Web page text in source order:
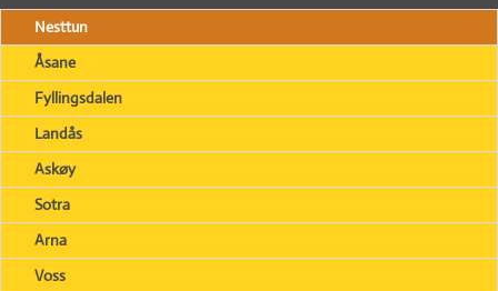
Nesttun
Åsane
Fyllingsdalen
Landås
Askøy
Sotra
Arna
Voss